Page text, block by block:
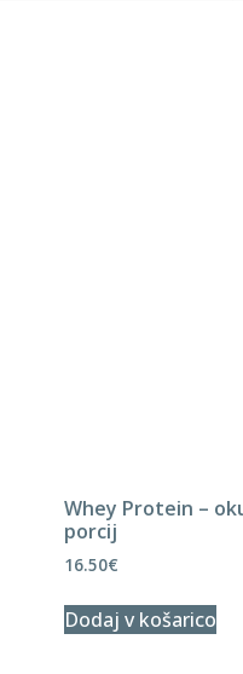
Whey Protein –
porcij